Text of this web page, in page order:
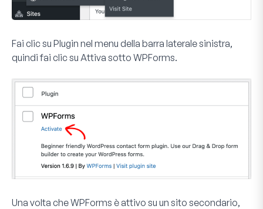
Fai clic su Plugin nel menu della barra laterale sinistra,
quindi fai clic su Attiva sotto WPForms.
Una volta che WPForms è attivo su un sito secondario,